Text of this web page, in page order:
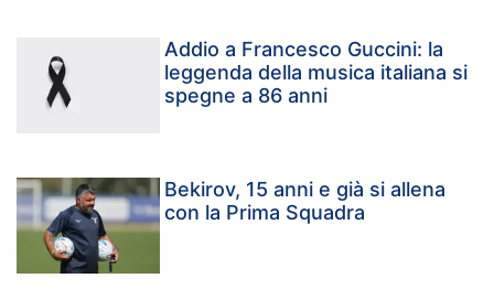
Addio a Francesco Guccini: la
leggenda della musica italiana si
spegne a 86 anni
Bekirov, 15 anni e già si allena
con la Prima Squadra